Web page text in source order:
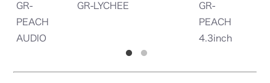
GR-LYCHEE
GR-
LCD Shield
GR-
PEACH
AUDIO